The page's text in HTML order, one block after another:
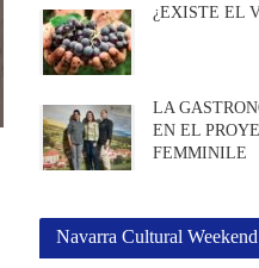
¿EXISTE EL
LA
EN EL
FEMMINILE
Navarra Cultural Weekend